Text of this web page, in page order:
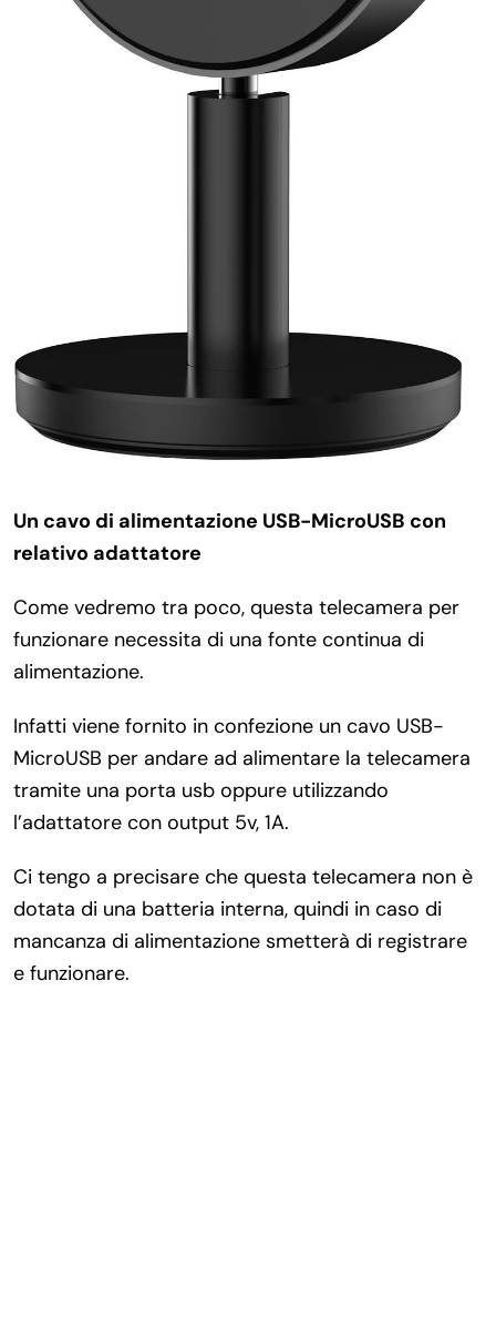
Un cavo di alimentazione USB-MicroUSB con
relativo adattatore
Come vedremo tra poco, questa telecamera per
funzionare necessita di una fonte continua di
alimentazione.
Infatti viene fornito in confezione un cavo USB-
MicroUSB per andare ad alimentare la telecamera
tramite una porta usb oppure utilizzando
l’adattatore con output 5v, 1A.
Ci tengo a precisare che questa telecamera non è
dotata di una batteria interna, quindi in caso di
mancanza di alimentazione smetterà di registrare
e funzionare.